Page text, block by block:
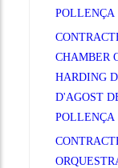
POLLENÇA
CHAMBER
HARDING
D'AGOST
POLLENÇA